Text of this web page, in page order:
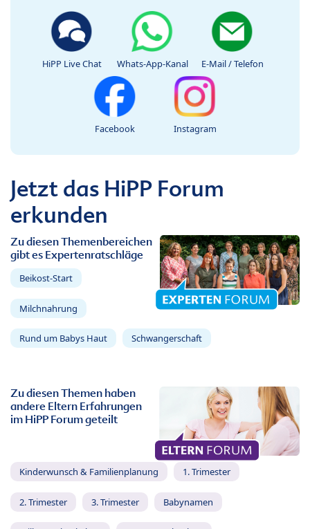
HiPP Live Chat Whats-App-Kanal E-Mail / Telefon
Facebook Instagram
Jetzt das HiPP Forum
erkunden
Zu diesen Themenbereichen
gibt es Expertenratschläge
Beikost-Start
Milchnahrung
Rund um Babys Haut Schwangerschaft
Zu diesen Themen haben
andere Eltern Erfahrungen
im HiPP Forum geteilt
Kinderwunsch & Familienplanung 1. Trimester
2. Trimester 3. Trimester Babynamen